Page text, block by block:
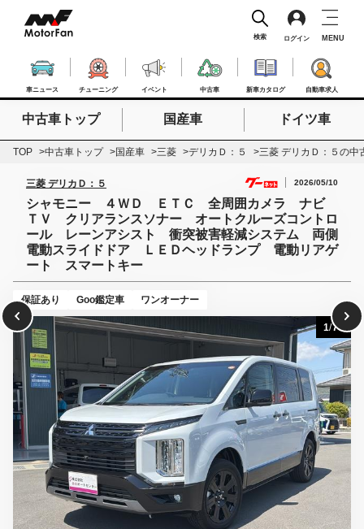
車ニュース チューニング イベント 中古車 新車カタログ 自動車求人
検索 ログイン MENU
検索したいキーワードを入力
検索
中古車トップ 国産車 ドイツ車
TOP 中古車トップ 国産車 三菱 デリカＤ：５ 三菱 デリカＤ：５の中
三菱 デリカＤ：５ 2026/05/10
シャモニー ４ＷＤ ＥＴＣ 全周囲カメラ ナビ
ＴＶ クリアランスソナー オートクルーズコントロ
ール レーンアシスト 衝突被害軽減システム 両側
電動スライドドア ＬＥＤヘッドランプ 電動リアゲ
ート スマートキー
保証あり Goo鑑定車 ワンオーナー
1/75